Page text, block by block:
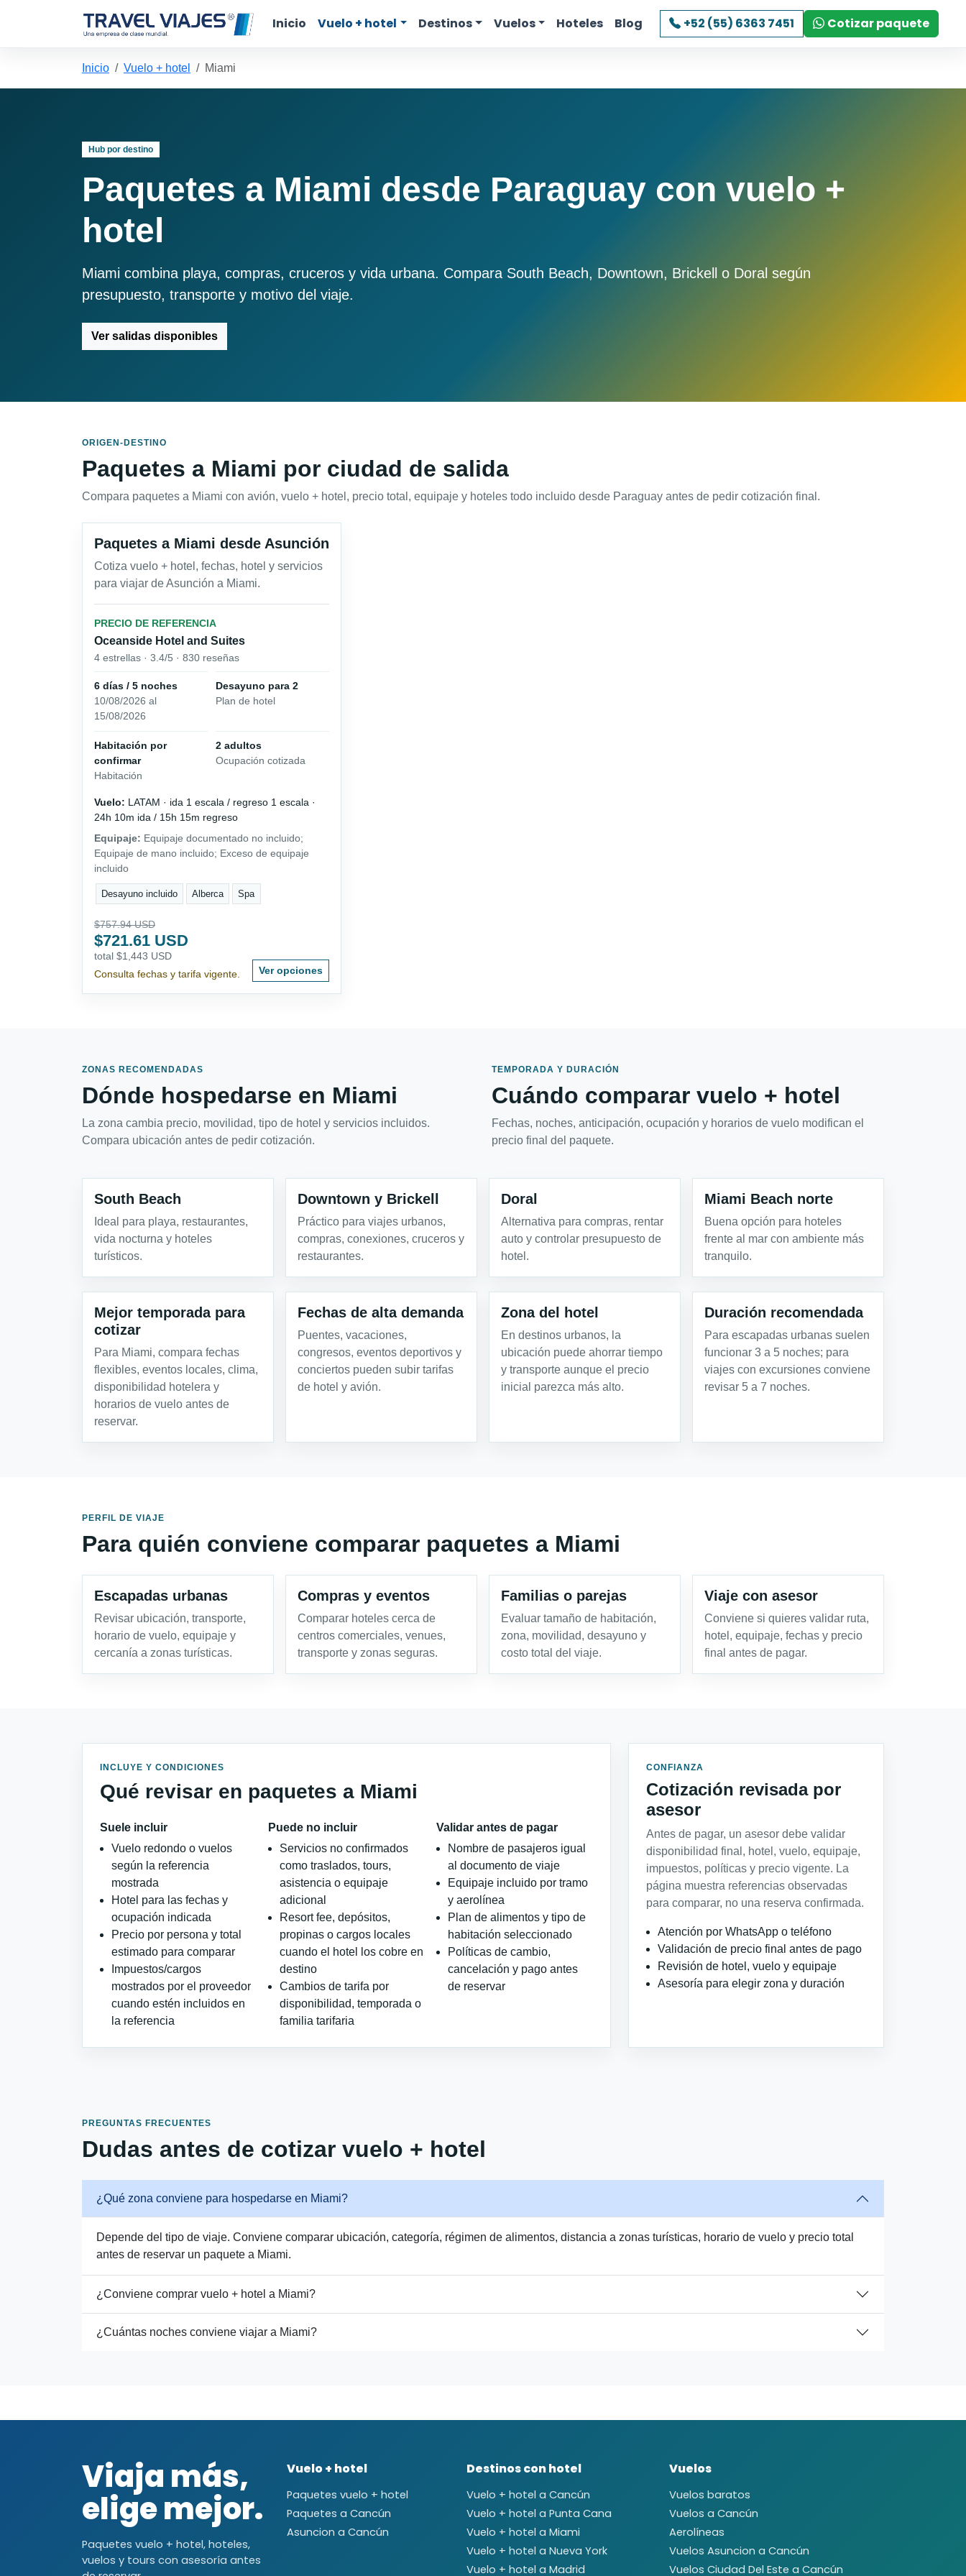
Inicio Vuelo + hotel Destinos Vuelos Hoteles Blog +52 (55) 6363 7451 Cotizar paquete
Inicio Vuelo + hotel Miami
Hub por destino
Paquetes a Miami desde Paraguay con vuelo +
hotel
Miami combina playa, compras, cruceros y vida urbana. Compara South Beach, Downtown, Brickell o Doral según
presupuesto, transporte y motivo del viaje.
Ver salidas disponibles
ORIGEN-DESTINO
Paquetes a Miami por ciudad de salida
Compara paquetes a Miami con avión, vuelo + hotel, precio total, equipaje y hoteles todo incluido desde Paraguay antes de pedir cotización final.
Paquetes a Miami desde Asunción
Cotiza vuelo + hotel, fechas, hotel y servicios
para viajar de Asunción a Miami.
PRECIO DE REFERENCIA
Oceanside Hotel and Suites
4 estrellas · 3.4/5 · 830 reseñas
6 días / 5 noches
10/08/2026 al
15/08/2026
Desayuno para 2
Plan de hotel
Habitación por
confirmar
Habitación
2 adultos
Ocupación cotizada
Vuelo: LATAM · ida 1 escala / regreso 1 escala ·
24h 10m ida / 15h 15m regreso
Equipaje: Equipaje documentado no incluido;
Equipaje de mano incluido; Exceso de equipaje
incluido
Desayuno incluido Alberca Spa
$757.94 USD
$721.61 USD
total $1,443 USD
Consulta fechas y tarifa vigente.
Ver opciones
ZONAS RECOMENDADAS
Dónde hospedarse en Miami
La zona cambia precio, movilidad, tipo de hotel y servicios incluidos.
Compara ubicación antes de pedir cotización.
TEMPORADA Y DURACIÓN
Cuándo comparar vuelo + hotel
Fechas, noches, anticipación, ocupación y horarios de vuelo modifican el
precio final del paquete.
South Beach
Ideal para playa, restaurantes,
vida nocturna y hoteles
turísticos.
Downtown y Brickell
Práctico para viajes urbanos,
compras, conexiones, cruceros y
restaurantes.
Doral
Alternativa para compras, rentar
auto y controlar presupuesto de
hotel.
Miami Beach norte
Buena opción para hoteles
frente al mar con ambiente más
tranquilo.
Mejor temporada para
cotizar
Para Miami, compara fechas
flexibles, eventos locales, clima,
disponibilidad hotelera y
horarios de vuelo antes de
reservar.
Fechas de alta demanda
Puentes, vacaciones,
congresos, eventos deportivos y
conciertos pueden subir tarifas
de hotel y avión.
Zona del hotel
En destinos urbanos, la
ubicación puede ahorrar tiempo
y transporte aunque el precio
inicial parezca más alto.
Duración recomendada
Para escapadas urbanas suelen
funcionar 3 a 5 noches; para
viajes con excursiones conviene
revisar 5 a 7 noches.
PERFIL DE VIAJE
Para quién conviene comparar paquetes a Miami
Escapadas urbanas
Revisar ubicación, transporte,
horario de vuelo, equipaje y
cercanía a zonas turísticas.
Compras y eventos
Comparar hoteles cerca de
centros comerciales, venues,
transporte y zonas seguras.
Familias o parejas
Evaluar tamaño de habitación,
zona, movilidad, desayuno y
costo total del viaje.
Viaje con asesor
Conviene si quieres validar ruta,
hotel, equipaje, fechas y precio
final antes de pagar.
INCLUYE Y CONDICIONES
Qué revisar en paquetes a Miami
Suele incluir
Vuelo redondo o vuelos
según la referencia
mostrada
Hotel para las fechas y
ocupación indicada
Precio por persona y total
estimado para comparar
Impuestos/cargos
mostrados por el proveedor
cuando estén incluidos en
la referencia
Puede no incluir
Servicios no confirmados
como traslados, tours,
asistencia o equipaje
adicional
Resort fee, depósitos,
propinas o cargos locales
cuando el hotel los cobre en
destino
Cambios de tarifa por
disponibilidad, temporada o
familia tarifaria
Validar antes de pagar
Nombre de pasajeros igual
al documento de viaje
Equipaje incluido por tramo
y aerolínea
Plan de alimentos y tipo de
habitación seleccionado
Políticas de cambio,
cancelación y pago antes
de reservar
CONFIANZA
Cotización revisada por
asesor
Antes de pagar, un asesor debe validar
disponibilidad final, hotel, vuelo, equipaje,
impuestos, políticas y precio vigente. La
página muestra referencias observadas
para comparar, no una reserva confirmada.
Atención por WhatsApp o teléfono
Validación de precio final antes de pago
Revisión de hotel, vuelo y equipaje
Asesoría para elegir zona y duración
PREGUNTAS FRECUENTES
Dudas antes de cotizar vuelo + hotel
¿Qué zona conviene para hospedarse en Miami?
Depende del tipo de viaje. Conviene comparar ubicación, categoría, régimen de alimentos, distancia a zonas turísticas, horario de vuelo y precio total
antes de reservar un paquete a Miami.
¿Conviene comprar vuelo + hotel a Miami?
¿Cuántas noches conviene viajar a Miami?
Viaja más,
elige mejor.
Paquetes vuelo + hotel, hoteles,
vuelos y tours con asesoría antes
Vuelo + hotel
Paquetes vuelo + hotel
Paquetes a Cancún
Asuncion a Cancún
Destinos con hotel
Vuelo + hotel a Cancún
Vuelo + hotel a Punta Cana
Vuelo + hotel a Miami
Vuelo + hotel a Nueva York
Vuelo + hotel a Madrid
Vuelos
Vuelos baratos
Vuelos a Cancún
Aerolíneas
Vuelos Asuncion a Cancún
Vuelos Ciudad Del Este a Cancún